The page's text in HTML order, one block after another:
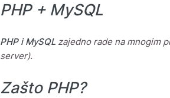
PHP + MySQL
PHP i MySQL zajedno rade na mnogim
server).
Zašto PHP?